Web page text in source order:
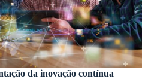
da inovação contínua